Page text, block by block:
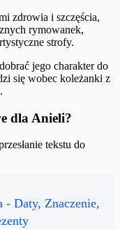
zdrowia i szczęścia,
rymowanek,
strofy.
jego charakter do
się wobec koleżanki z
dla Anieli?
tekstu do
- Daty, Znaczenie,